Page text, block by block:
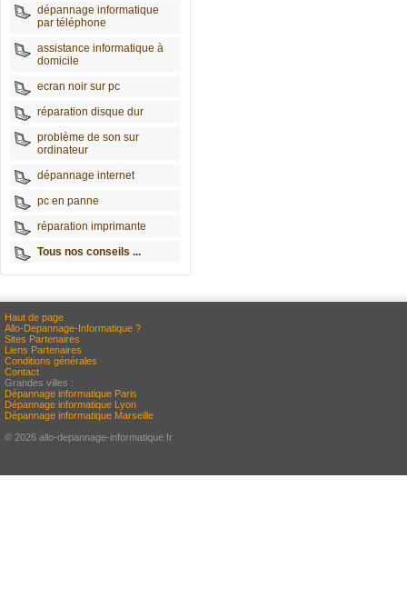
dépannage informatique
par téléphone
assistance informatique à
domicile
ecran noir sur pc
réparation disque dur
problème de son sur
ordinateur
dépannage internet
pc en panne
réparation imprimante
Tous nos conseils ...
Haut de page
Allo-Depannage-Informatique ?
Sites Partenaires
Liens Partenaires
Conditions générales
Contact
Grandes villes :
Dépannage informatique Paris
Dépannage informatique Lyon
Dépannage informatique Marseille
© 2026 allo-depannage-informatique.fr